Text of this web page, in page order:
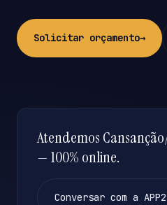
Solicitar orçamento→
Atendemos
— 100% online.
Conversar com a